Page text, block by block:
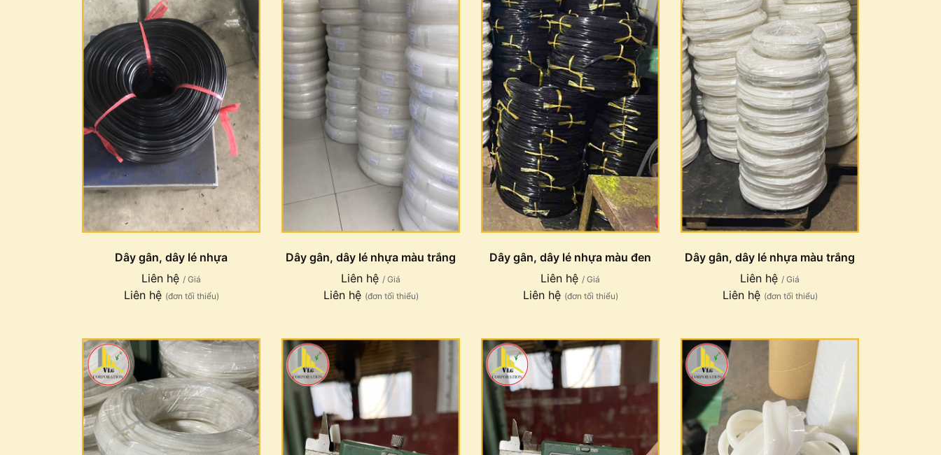
Dây gân, dây lé nhựa
Liên hệ / Giá
Liên hệ (đơn tối thiểu)
Dây gân, dây lé nhựa màu trắng
Liên hệ / Giá
Liên hệ (đơn tối thiểu)
Dây gân, dây lé nhựa màu đen
Liên hệ / Giá
Liên hệ (đơn tối thiểu)
Dây gân, dây lé nhựa màu trắng
Liên hệ / Giá
Liên hệ (đơn tối thiểu)